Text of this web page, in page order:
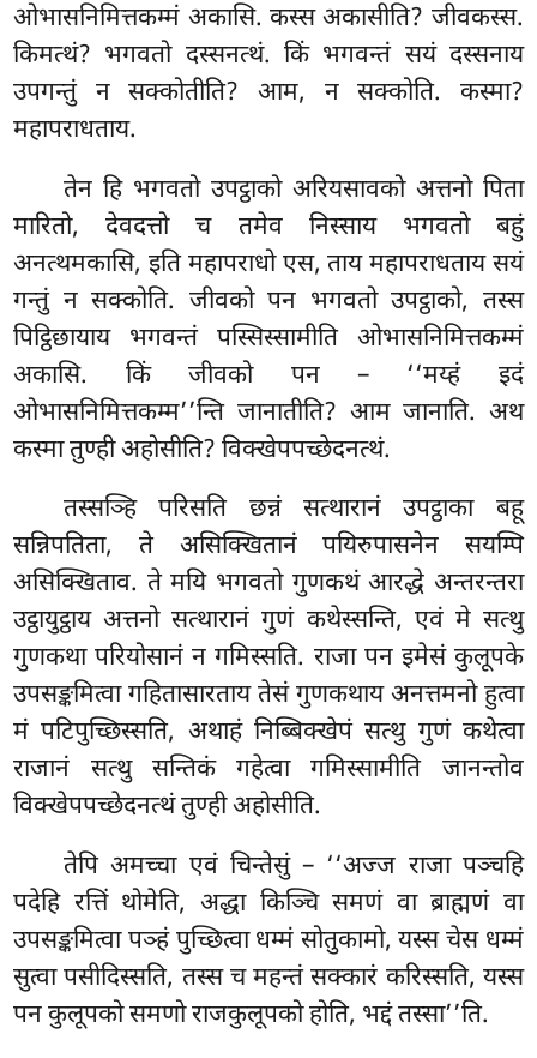
ओभासनिमित्तकम्मं अकासि. कस्स अकासीति? जीवकस्स.
किमत्थं? भगवतो दस्सनत्थं. किं भगवन्तं सयं दस्सनाय
उपगन्तुं न सक्कोतीति? आम, न सक्कोति. कस्मा?
महापराधताय.
तेन हि भगवतो उपट्ठाको अरियसावको अत्तनो पिता
मारितो, देवदत्तो च तमेव निस्साय भगवतो बहुं
अनत्थमकासि, इति महापराधो एस, ताय महापराधताय सयं
गन्तुं न सक्कोति. जीवको पन भगवतो उपट्ठाको, तस्स
पिट्ठिछायाय भगवन्तं पस्सिस्सामीति ओभासनिमित्तकम्मं
अकासि. किं जीवको पन – ‘‘मय्हं इदं
ओभासनिमित्तकम्म’’न्ति जानातीति? आम जानाति. अथ
कस्मा तुण्ही अहोसीति? विक्खेपपच्छेदनत्थं.
तस्सञ्हि परिसति छन्नं सत्थारानं उपट्ठाका बहू
सन्निपतिता, ते असिक्खितानं पयिरुपासनेन सयम्पि
असिक्खिताव. ते मयि भगवतो गुणकथंआरद्धे अन्तरन्तरा
उट्ठायुट्ठाय अत्तनो सत्थारानं गुणं कथेस्सन्ति, एवं मे सत्थु
गुणकथा परियोसानं न गमिस्सति. राजा पन इमेसं कुलूपके
उपसङ्कमित्वा गहितासारताय तेसं गुणकथाय अनत्तमनोहुत्वा
मं पटिपुच्छिस्सति, अथाहं निब्बिक्खेपं सत्थु गुणं कथेत्वा
राजानं सत्थु सन्तिकं गहेत्वा गमिस्सामीति जानन्तोव
विक्खेपपच्छेदनत्थं तुण्ही अहोसीति.
तेपि अमच्चा एवं चिन्तेसुं – ‘‘अज्ज राजा पञ्चहि
पदेहि रत्तिं थोमेति, अद्धा किञ्चि समणं वा ब्राह्मणं वा
उपसङ्कमित्वा पञ्हं पुच्छित्वा धम्मं सोतुकामो, यस्स चेस धम्मं
सुत्वा पसीदिस्सति, तस्स च महन्तं सक्कारं करिस्सति, यस्स
पन कुलूपको समणो राजकुलूपको होति, भद्दं तस्सा’’ति.